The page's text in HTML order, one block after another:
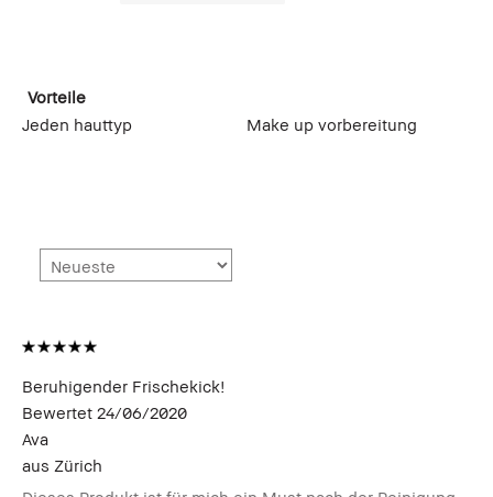
Vorteile
Jeden hauttyp
Make up vorbereitung
Beruhigender Frischekick!
Bewertet 24/06/2020
Ava
aus Zürich